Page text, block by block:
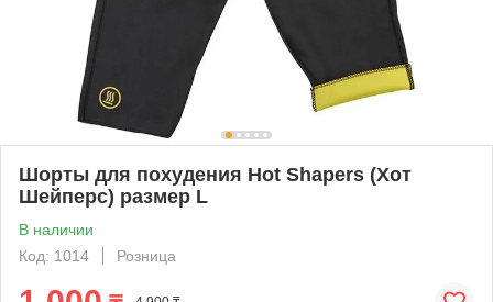
Шорты для похудения Hot Shapers (Хот
Шейперс) размер L
В наличии
Код: 1014
Розница